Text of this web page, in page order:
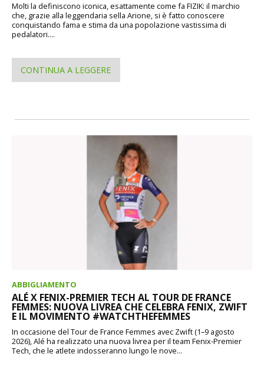
Molti la definiscono iconica, esattamente come fa FIZIK: il marchio
che, grazie alla leggendaria sella Arione, si è fatto conoscere
conquistando fama e stima da una popolazione vastissima di
pedalatori....
CONTINUA A LEGGERE
ABBIGLIAMENTO
ALÉ X FENIX-PREMIER TECH AL TOUR DE FRANCE
FEMMES: NUOVA LIVREA CHE CELEBRA FENIX, ZWIFT
E IL MOVIMENTO #WATCHTHEFEMMES
In occasione del Tour de France Femmes avec Zwift (1–9 agosto
2026), Alé ha realizzato una nuova livrea per il team Fenix-Premier
Tech, che le atlete indosseranno lungo le nove...